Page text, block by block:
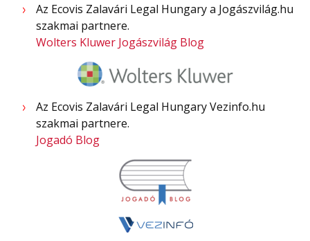
Az Ecovis Zalavári Legal Hungary a Jogászvilág.hu
szakmai partnere.
Wolters Kluwer Jogászvilág Blog
Az Ecovis Zalavári Legal Hungary Vezinfo.hu
szakmai partnere.
Jogadó Blog